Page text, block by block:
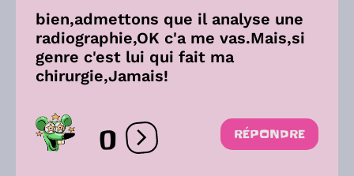
bien,admettons que il analyse une
radiographie,OK c'a me vas.Mais,si
genre c'est lui qui fait ma
chirurgie,Jamais!
0 Ouvrir les réactions
RÉPONDRE